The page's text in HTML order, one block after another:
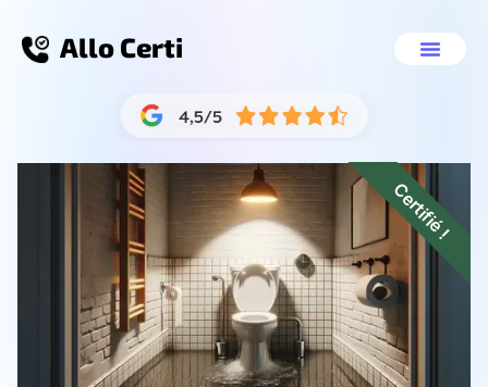
Allo Certi
Certifié !